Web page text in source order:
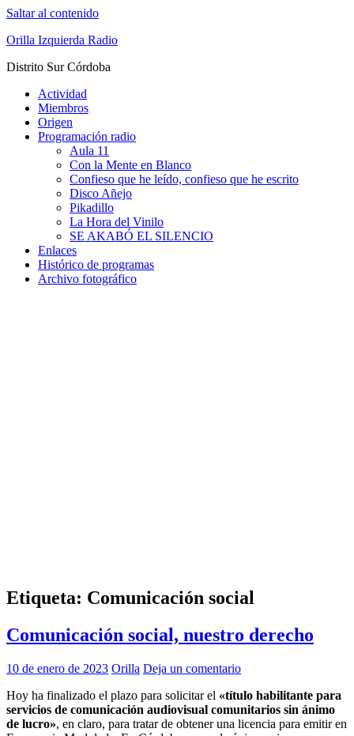
Saltar al contenido
Orilla Izquierda Radio
Distrito Sur Córdoba
Actividad
Miembros
Origen
Programación radio
Aula 11
Con la Mente en Blanco
Confieso que he leído, confieso que he escrito
Disco Añejo
Pikadillo
La Hora del Vinilo
SE AKABÓ EL SILENCIO
Enlaces
Histórico de programas
Archivo fotográfico
Etiqueta: Comunicación social
Comunicación social, nuestro derecho
10 de enero de 2023 Orilla Deja un comentario
Hoy ha finalizado el plazo para solicitar el «título habilitante para
servicios de comunicación audiovisual comunitarios sin ánimo
de lucro», en claro, para tratar de obtener una licencia para emitir en